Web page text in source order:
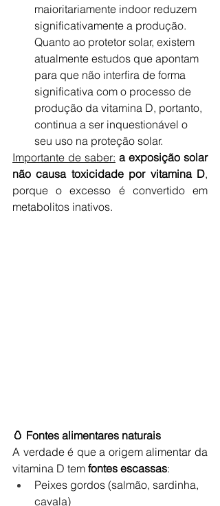
maioritariamente indoor reduzem
significativamente a produção.
Quanto ao protetor solar, existem
atualmente estudos que apontam
para que não interfira de forma
significativa com o processo de
produção da vitamina D, portanto,
continua a ser inquestionável o
seu uso na proteção solar.
Importante de saber: a exposição solar
não causa toxicidade por vitamina D,
porque o excesso é convertido em
metabolitos inativos.
🥚 Fontes alimentares naturais
A verdade é que a origem alimentar da
vitamina D tem fontes escassas:
Peixes gordos (salmão, sardinha,
cavala)